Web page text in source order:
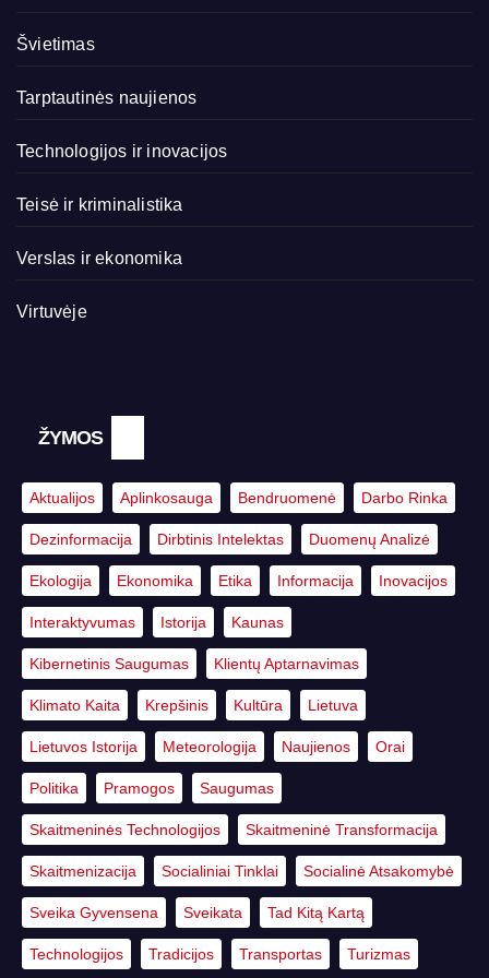
Švietimas
Tarptautinės naujienos
Technologijos ir inovacijos
Teisė ir kriminalistika
Verslas ir ekonomika
Virtuvėje
ŽYMOS
Aktualijos Aplinkosauga Bendruomenė Darbo Rinka
Dezinformacija Dirbtinis Intelektas Duomenų Analizė
Ekologija Ekonomika Etika Informacija Inovacijos
Interaktyvumas Istorija Kaunas
Kibernetinis Saugumas Klientų Aptarnavimas
Klimato Kaita Krepšinis Kultūra Lietuva
Lietuvos Istorija Meteorologija Naujienos Orai
Politika Pramogos Saugumas
Skaitmeninės Technologijos Skaitmeninė Transformacija
Skaitmenizacija Socialiniai Tinklai Socialinė Atsakomybė
Sveika Gyvensena Sveikata Tad Kitą Kartą
Technologijos Tradicijos Transportas Turizmas